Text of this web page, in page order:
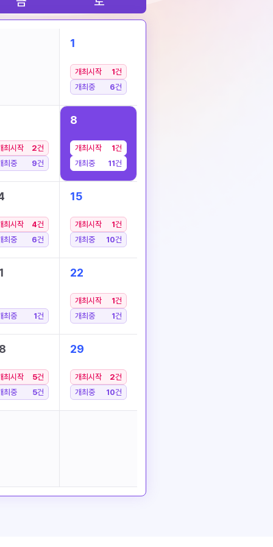
1
개최시작 1건
개최중
6건
최시작 2건
최중
9건
8
개최시작 1건
개최중
11건
최시작 4건
최중
6건
15
개최시작 1건
개최중
10건
최중 1건
22
개최시작 1건
개최중
1건
최시작 5건
최중
5건
29
개최시작 2건
개최중
10건